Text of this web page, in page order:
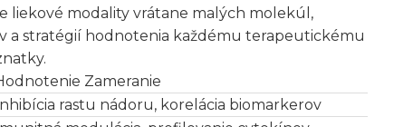
liekové modality vrátane malých molekúl,
a stratégií hodnotenia každému terapeutickému
Zameranie
rastu nádoru, korelácia biomarkerov